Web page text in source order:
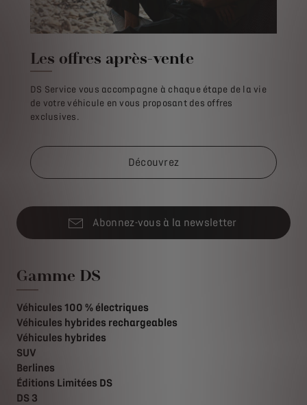
Les offres après-vente
DS Service vous accompagne à chaque étape de la vie
de votre véhicule en vous proposant des offres
exclusives.
Découvrez
Abonnez-vous à la newsletter
Gamme DS
Véhicules 100 % électriques
Véhicules hybrides rechargeables
Véhicules hybrides
SUV
Berlines
Éditions Limitées DS
DS 3